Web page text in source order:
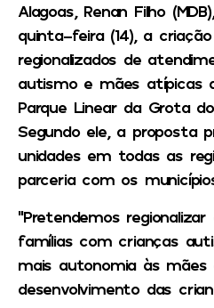
Alagoas, Renan Filho
quinta-feira (14), a
regionalizados de
autismo e mães atípicas
Parque Linear da Grota
Segundo ele, a proposta
unidades em todas as
parceria com os
“Pretendemos
famílias com crianças
mais autonomia às
desenvolvimento das